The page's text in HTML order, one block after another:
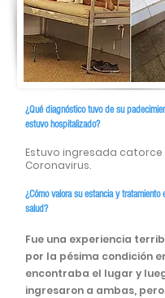
¿Qué diagnóstico tuvo de su
estuvo hospitalizado?
Estuvo ingresada
Coronavirus.
¿Cómo valora su estancia y tratamiento
salud?
Fue una experiencia
por la pésima condición
encontraba el lugar y
ingresaron a ambas,